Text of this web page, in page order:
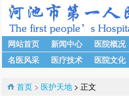
网站首页 新闻中心 医院概况
名医风采
医疗技术 医院文化
首页 > 医护天地 > 正文